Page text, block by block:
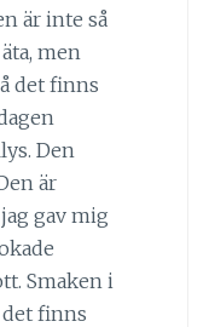
är inte så
men
det finns
Den
är
gav mig
Smaken i
finns